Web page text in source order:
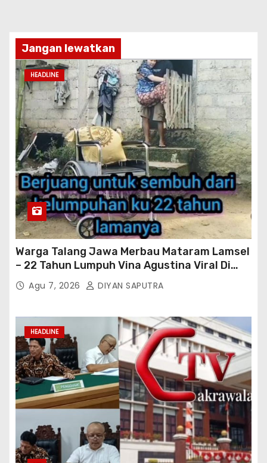
Jangan lewatkan
HEADLINE
Warga Talang Jawa Merbau Mataram Lamsel
– 22 Tahun Lumpuh Vina Agustina Viral Di
Tiktok Inginkan Kursi Roda Listrik, Kepala
Perwakilan Provinsi Lampung Media
Bertindak
Agu 7, 2026 DIYAN SAPUTRA
HEADLINE